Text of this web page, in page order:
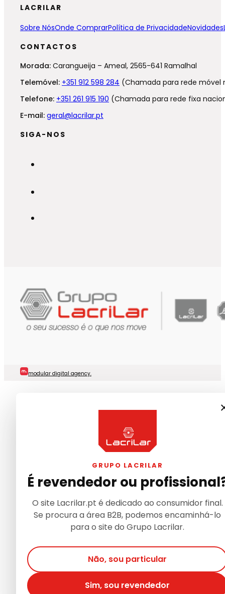
LACRILAR
Sobre NósOnde ComprarPolítica de PrivacidadeNovidades
CONTACTOS
Morada: Carangueija – Ameal, 2565-641 Ramalhal
Telemóvel: +351 912 598 284 (Chamada para rede móvel
Telefone: +351 261 915 190 (Chamada para rede fixa
E-mail: geral@lacrilar.pt
SIGA-NOS
modular digital agency.
GRUPO LACRILAR
É revendedor ou
O site Lacrilar.pt é dedicado ao consumidor final.
Se procura a área B2B, podemos encaminhá-lo
para o site do Grupo Lacrilar.
Não, sou particular
Sim, sou revendedor